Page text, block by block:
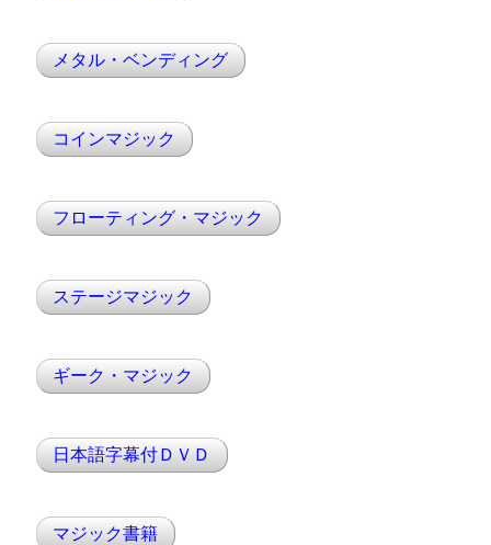
メタル・ベンディング
コインマジック
フローティング・マジック
ステージマジック
ギーク・マジック
日本語字幕付ＤＶＤ
マジック書籍